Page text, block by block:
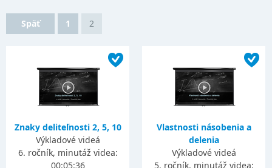
Späť 1 2
Znaky deliteľnosti 2, 5, 10
Výkladové videá
6. ročník, minutáž videa:
00:05:36
Vlastnosti násobenia a
delenia
Výkladové videá
5. ročník, minutáž videa: